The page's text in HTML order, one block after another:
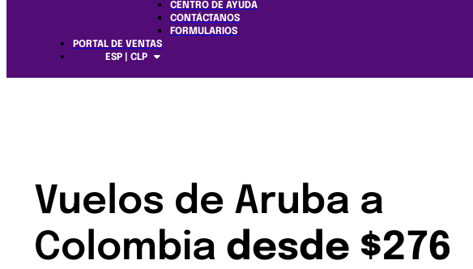
CENTRO DE AYUDA
CONTÁCTANOS
FORMULARIOS
PORTAL DE VENTAS
ESP | CLP
Vuelos de Aruba a
Colombia desde $276